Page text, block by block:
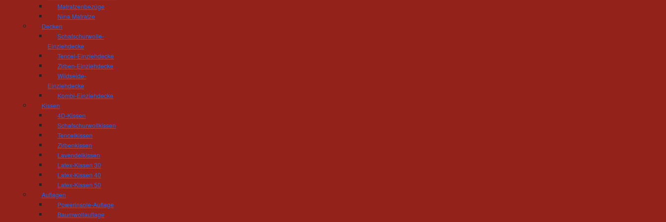
Matratzenbezüge
Nina Matratze
Decken
Schafschurwolle-
Einziehdecke
Tencel-Einziehdecke
Zirben-Einziehdecke
Wildseide-
Einziehdecke
Kombi-Einziehdecke
Kissen
4D-Kissen
Schafschurwollkissen
Tencelkissen
Zirbenkissen
Lavendelkissen
Latex-Kissen 30
Latex-Kissen 40
Latex-Kissen 50
Auflagen
Powerinsole-Auflage
Baumwollauflage
selbstverständlich. Besonders am Herzen liegt uns aber auch immer wieder die bestmögliche
gestalterische Ausführung. Treppensteigen soll die reinste Freude sein!
Tischlerei und Treppenbau Hösel
Inhaber Gert Hösel
09212 Limbach-Oberfrohna
Telefon: 03722 - 85 159
Fax: 03722 - 85 150
mail(at)tischlerei-hoesel.de
Öffnungszeiten Wohnausstellung:
Montag - Donnerstag 10.00 - 18.00 Uhr
Freitag 10:00 - 16:00 Uhr
und nach Vereinbarung